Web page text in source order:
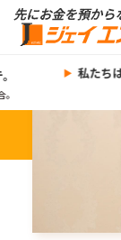
私たちは